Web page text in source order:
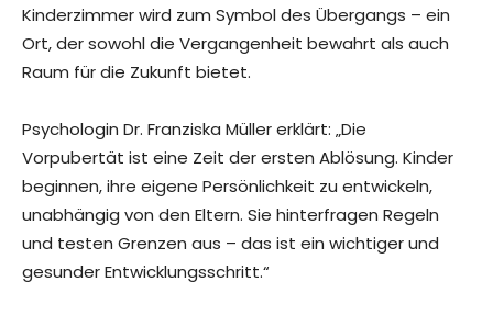
Kinderzimmer wird zum Symbol des Übergangs – ein
Ort, der sowohl die Vergangenheit bewahrt als auch
Raum für die Zukunft bietet.
Psychologin Dr. Franziska Müller erklärt: „Die
Vorpubertät ist eine Zeit der ersten Ablösung. Kinder
beginnen, ihre eigene Persönlichkeit zu entwickeln,
unabhängig von den Eltern. Sie hinterfragen Regeln
und testen Grenzen aus – das ist ein wichtiger und
gesunder Entwicklungsschritt.“